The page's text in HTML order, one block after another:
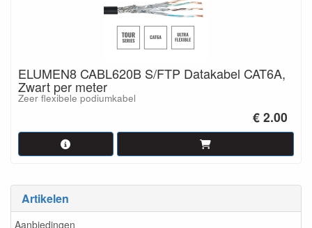
Artikelen
Aanbiedingen
ELUMEN8 CABL620B S/FTP Datakabel CAT6A,
Zwart per meter
Zeer flexibele podiumkabel
€ 2.00